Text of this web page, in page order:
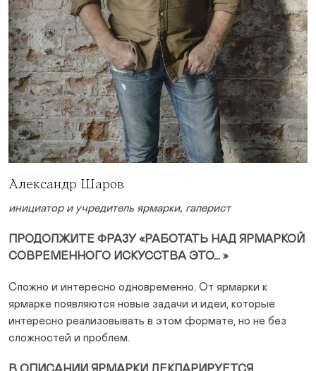
Александр Шаров
инициатор и учредитель ярмарки, галерист
ПРОДОЛЖИТЕ ФРАЗУ «РАБОТАТЬ НАД ЯРМАРКОЙ
СОВРЕМЕННОГО ИСКУССТВА ЭТО… »
Сложно и интересно одновременно. От ярмарки к
ярмарке появляются новые задачи и идеи, которые
интересно реализовывать в этом формате, но не без
сложностей и проблем.